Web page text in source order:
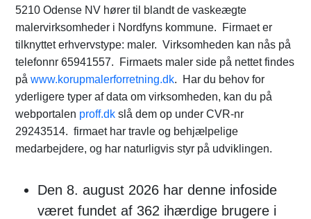
5210 Odense NV hører til blandt de vaskeægte
malervirksomheder i Nordfyns kommune. Firmaet er
tilknyttet erhvervstype: maler. Virksomheden kan nås på
telefonnr 65941557. Firmaets maler side på nettet findes
på www.korupmalerforretning.dk. Har du behov for
yderligere typer af data om virksomheden, kan du på
webportalen proff.dk slå dem op under CVR-nr
29243514. firmaet har travle og behjælpelige
medarbejdere, og har naturligvis styr på udviklingen.
Den 8. august 2026 har denne infoside
været fundet af 362 ihærdige brugere i